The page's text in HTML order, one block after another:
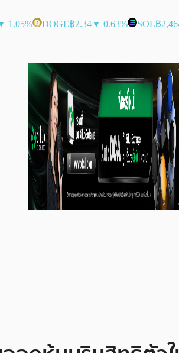
1.05% DOGE฿2.34▼ 0.63% SOL฿